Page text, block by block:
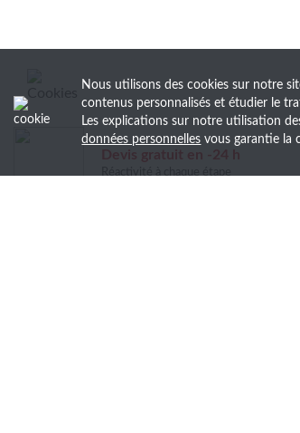
Nous utilisons des cookies sur notre
contenus personnalisés et étudier le
Les explications sur notre utilisation
données personnelles vous garantie la